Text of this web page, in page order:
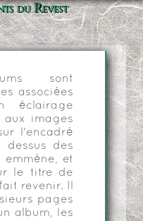
du Revest
sont
associées
éclairage
aux images
l'encadré
des
emmène, et
le titre de
revenir. Il
pages
album, les